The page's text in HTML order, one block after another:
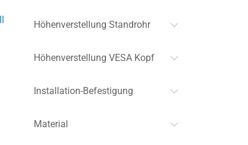
Höhenverstellung Standrohr
Höhenverstellung VESA Kopf
Installation-Befestigung
Material